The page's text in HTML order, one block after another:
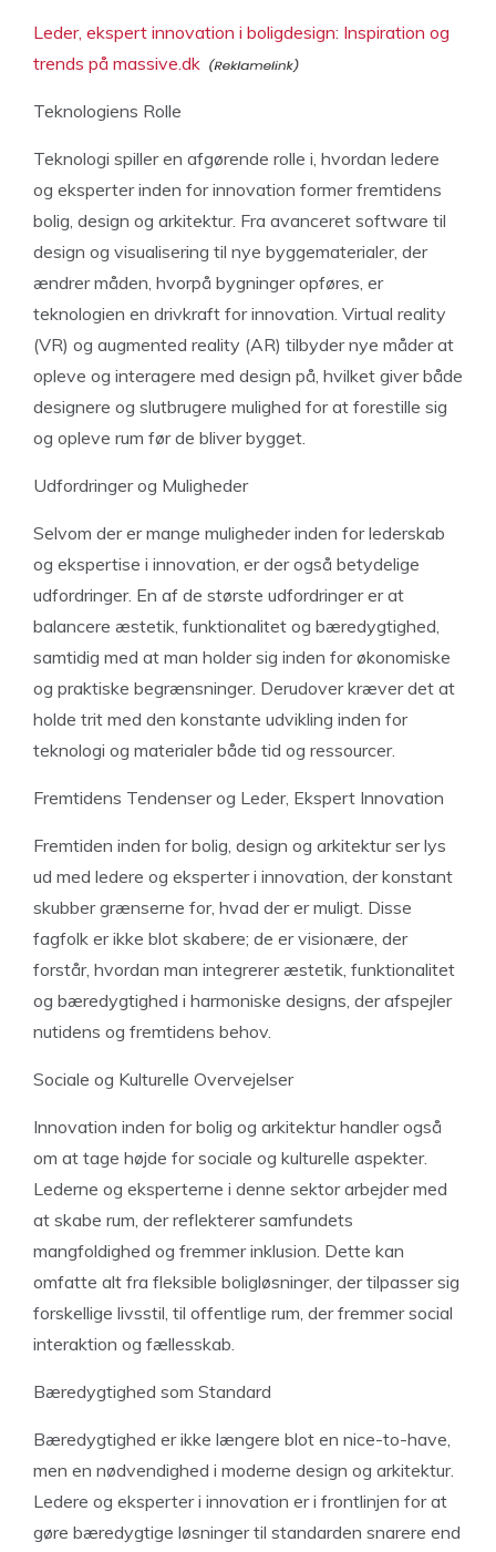
Leder, ekspert innovation i boligdesign: Inspiration og
trends på massive.dk
Teknologiens Rolle
Teknologi spiller en afgørende rolle i, hvordan ledere
og eksperter inden for innovation former fremtidens
bolig, design og arkitektur. Fra avanceret software til
design og visualisering til nye byggematerialer, der
ændrer måden, hvorpå bygninger opføres, er
teknologien en drivkraft for innovation. Virtual reality
(VR) og augmented reality (AR) tilbyder nye måder at
opleve og interagere med design på, hvilket giver både
designere og slutbrugere mulighed for at forestille sig
og opleve rum før de bliver bygget.
Udfordringer og Muligheder
Selvom der er mange muligheder inden for lederskab
og ekspertise i innovation, er der også betydelige
udfordringer. En af de største udfordringer er at
balancere æstetik, funktionalitet og bæredygtighed,
samtidig med at man holder sig inden for økonomiske
og praktiske begrænsninger. Derudover kræver det at
holde trit med den konstante udvikling inden for
teknologi og materialer både tid og ressourcer.
Fremtidens Tendenser og Leder, Ekspert Innovation
Fremtiden inden for bolig, design og arkitektur ser lys
ud med ledere og eksperter i innovation, der konstant
skubber grænserne for, hvad der er muligt. Disse
fagfolk er ikke blot skabere; de er visionære, der
forstår, hvordan man integrerer æstetik, funktionalitet
og bæredygtighed i harmoniske designs, der afspejler
nutidens og fremtidens behov.
Sociale og Kulturelle Overvejelser
Innovation inden for bolig og arkitektur handler også
om at tage højde for sociale og kulturelle aspekter.
Lederne og eksperterne i denne sektor arbejder med
at skabe rum, der reflekterer samfundets
mangfoldighed og fremmer inklusion. Dette kan
omfatte alt fra fleksible boligløsninger, der tilpasser sig
forskellige livsstil, til offentlige rum, der fremmer social
interaktion og fællesskab.
Bæredygtighed som Standard
Bæredygtighed er ikke længere blot en nice-to-have,
men en nødvendighed i moderne design og arkitektur.
Ledere og eksperter i innovation er i frontlinjen for at
gøre bæredygtige løsninger til standarden snarere end